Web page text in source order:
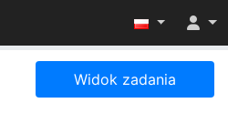
widoczność menu
Widok zadania